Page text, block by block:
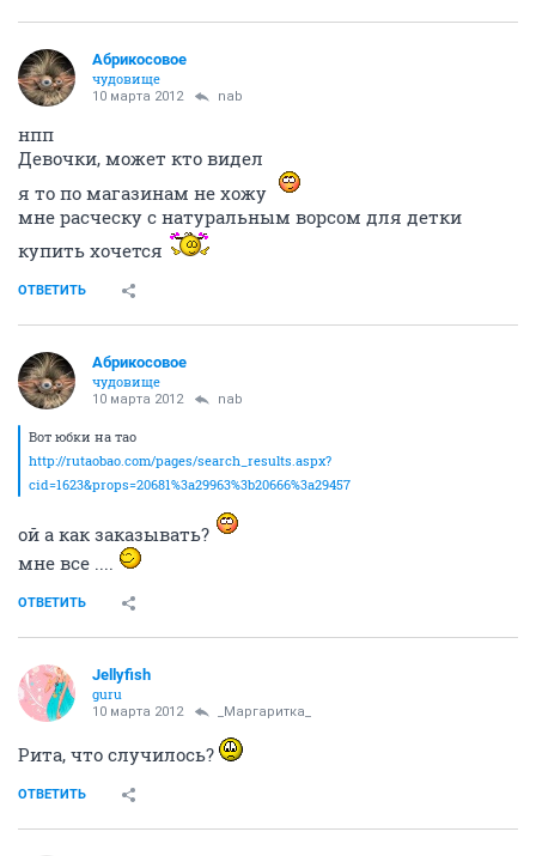
Абрикосовое
чудовище
10 марта 2012 nab
нпп
Девочки, может кто видел
я то по магазинам не хожу
мне расческу с натуральным ворсом для детки
купить хочется
ОТВЕТИТЬ
Абрикосовое
чудовище
10 марта 2012 nab
Вот юбки на тао
http://rutaobao.com/pages/search_results.aspx?
cid=1623&props=20681%3a29963%3b20666%3a29457
ой а как заказывать?
мне все ....
ОТВЕТИТЬ
Jellyfish
guru
10 марта 2012 _Маргаритка_
Рита, что случилось?
ОТВЕТИТЬ